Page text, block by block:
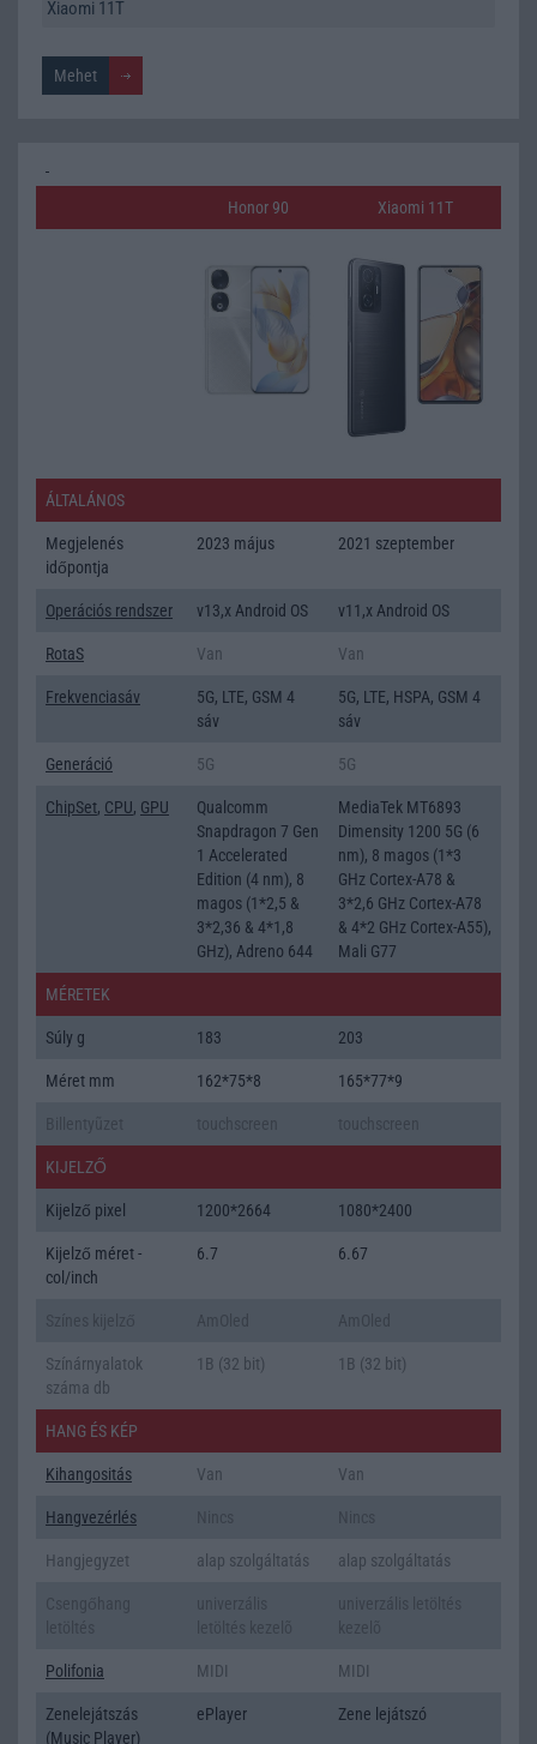
Honor 90 Xiaomi 11T
ÁLTALÁNOS
Megjelenés
időpontja
2023 május 2021 szeptember
Operációs rendszer v13,x Android OS v11,x Android OS
RotaS Van Van
Frekvenciasáv
5G, LTE, GSM 4
sáv
5G, LTE, HSPA, GSM 4
sáv
Generáció 5G 5G
ChipSet, CPU, GPU
Qualcomm
Snapdragon 7 Gen
1 Accelerated
Edition (4 nm), 8
magos (1*2,5 &
3*2,36 & 4*1,8
GHz), Adreno 644
MediaTek MT6893
Dimensity 1200 5G (6
nm), 8 magos (1*3
GHz Cortex-A78 &
3*2,6 GHz Cortex-A78
& 4*2 GHz Cortex-A55),
Mali G77
MÉRETEK
Súly g 183 203
Méret mm 162*75*8 165*77*9
KIJELZŐ
Kijelző pixel 1200*2664 1080*2400
Kijelző méret -
col/inch
6.7 6.67
Színárnyalatok
száma db
1B (32 bit) 1B (32 bit)
HANG ÉS KÉP
Kihangositás Van Van
Hangvezérlés
Hangjegyzet alap szolgáltatás alap szolgáltatás
Polifonia MIDI MIDI
Zenelejátszás
(Music Player)
ePlayer Zene lejátszó